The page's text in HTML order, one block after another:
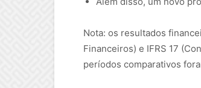
Nota: os resultados
Financeiros) e IFRS 17
períodos comparativos